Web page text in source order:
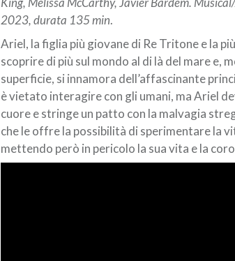
2023, durata 135 min.
Ariel, la figlia più giovane di Re Tritone e la
scoprire di più sul mondo al di là del mare e,
superficie, si innamora dell’affascinante
è vietato interagire con gli umani, ma Ariel
cuore e stringe un patto con la malvagia
che le offre la possibilità di sperimentare la
mettendo però in pericolo la sua vita e la